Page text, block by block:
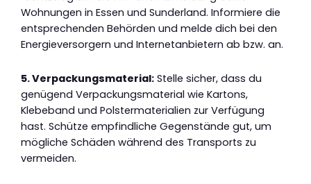
Wohnungen in Essen und Sunderland. Informiere die
entsprechenden Behörden und melde dich bei den
Energieversorgern und Internetanbietern ab bzw. an.
5. Verpackungsmaterial: Stelle sicher, dass du
genügend Verpackungsmaterial wie Kartons,
Klebeband und Polstermaterialien zur Verfügung
hast. Schütze empfindliche Gegenstände gut, um
mögliche Schäden während des Transports zu
vermeiden.